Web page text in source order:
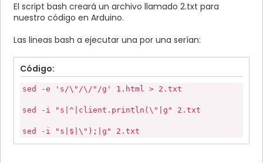
<!-- contenedor -->
<br />
<br />
<!-- menu -->
<div id="menu">
<div>Menú</div>
<hr style="color:red; background-color:red;
width:50%;" />
<ul>
<li><a href="#">Portada</a></li>
<li>
<a
El script bash creará un archivo llamado 2.txt para
nuestro código en Arduino.
Las lineas bash a ejecutar una por una serían:
Código:
sed -e 's/\"/\/"/g' 1.html > 2.txt
sed -i "s|^|client.println(\"|g" 2.txt
sed -i "s|$|\");|g" 2.txt